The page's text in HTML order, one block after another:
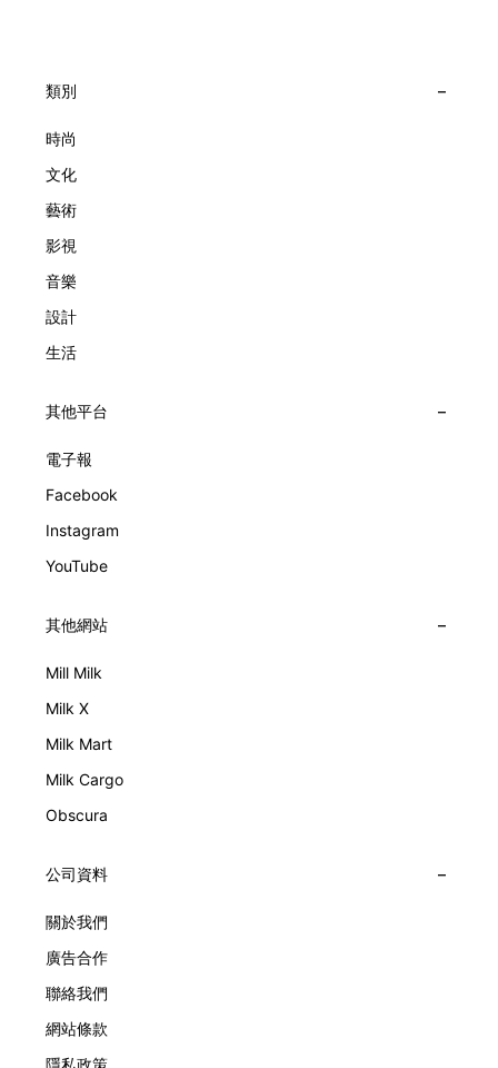
子，以及訴說時間的珠寶。每個主題展區都有精美的佈置回應
大主題展區，彰顯世家的核心價值。2010年，Van Cleef &
級鐘錶大賞（Grand Prix d'Horlogerie de Genève）中獲獎的
擁而吻。雙逆跳機芯精準驅動這場機械浪漫，讓時間不再是抽
象概念，而是心跳的律動。 故事並未完結，2025年推出的
Lady Arpels Bal des Amoureux
類別
時尚
文化
藝術
影視
音樂
設計
生活
其他平台
電子報
Facebook
Instagram
YouTube
其他網站
Mill Milk
Milk X
Milk Mart
Milk Cargo
Obscura
公司資料
關於我們
廣告合作
聯絡我們
網站條款